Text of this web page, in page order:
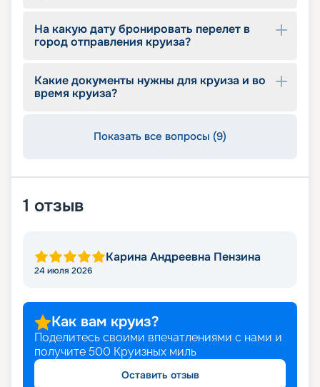
На какую дату бронировать перелет в
город отправления круиза?
Какие документы нужны для круиза и во
время круиза?
Показать все вопросы (9)
1 отзыв
Карина Андреевна Пензина
24 июля 2026
Как вам круиз?
Поделитесь своими впечатлениями с нами и
получите 500 Круизных миль
Оставить отзыв